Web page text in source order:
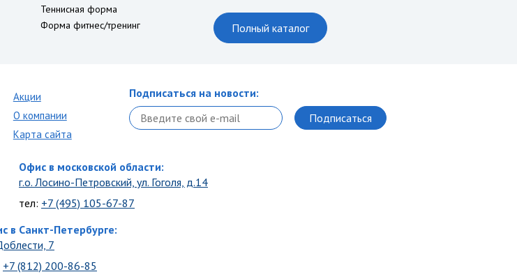
Теннисная форма
Форма фитнес/тренинг
Полный каталог
Акции
О компании
Карта сайта
Подписаться на новости:
Офис в московской области:
г.о. Лосино-Петровский, ул. Гоголя, д.14
тел: +7 (495) 105-67-87
в Санкт-Петербурге:
7
+7 (812) 200-86-85